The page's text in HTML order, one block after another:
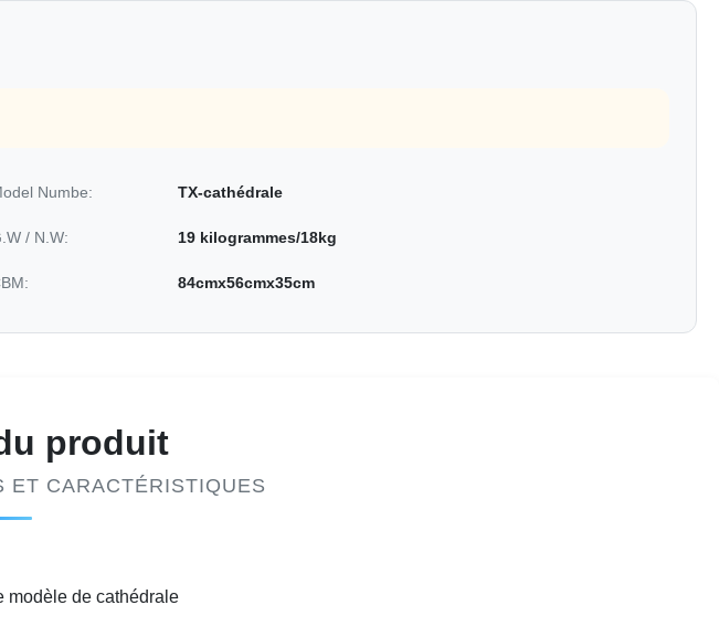
Numbe: TX-cathédrale
/ N.W: 19 kilogrammes/18kg
84cmx56cmx35cm
produit
ET CARACTÉRISTIQUES
modèle de cathédrale